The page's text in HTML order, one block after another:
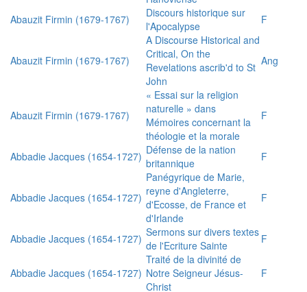
Abauzit Firmin (1679-1767)
Discours historique sur
l'Apocalypse
F
Abauzit Firmin (1679-1767)
A Discourse Historical and
Critical, On the
Revelations ascrib'd to St
John
Ang
Abauzit Firmin (1679-1767)
« Essai sur la religion
naturelle » dans
Mémoires concernant la
théologie et la morale
F
Abbadie Jacques (1654-1727) Défense de la nation
britannique
F
Abbadie Jacques (1654-1727)
Panégyrique de Marie,
reyne d'Angleterre,
d'Ecosse, de France et
d'Irlande
F
Abbadie Jacques (1654-1727) Sermons sur divers textes
de l'Ecriture Sainte
F
Abbadie Jacques (1654-1727)
Traité de la divinité de
Notre Seigneur Jésus-
Christ
F